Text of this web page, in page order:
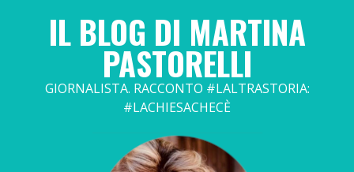
IL BLOG DI MARTINA
PASTORELLI
GIORNALISTA. RACCONTO #LALTRASTORIA:
#LACHIESACHECÈ